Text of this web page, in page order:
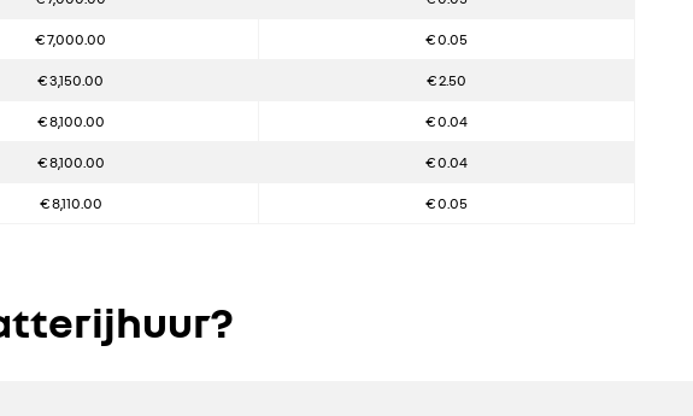
€ 7,000.00 € 0.05
€ 3,150.00 € 2.50
€ 8,100.00 € 0.04
€ 8,100.00 € 0.04
€ 8,110.00 € 0.05